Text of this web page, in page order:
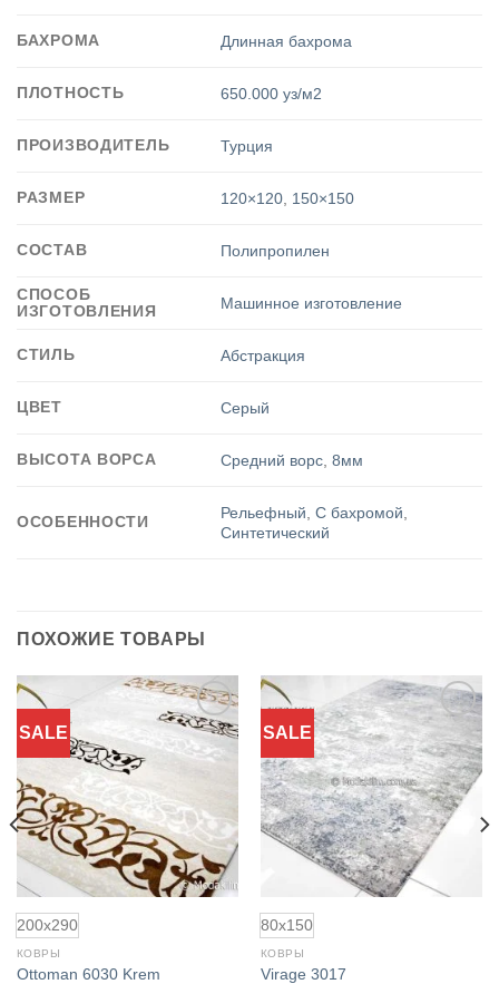
БАХРОМА Длинная бахрома
ПЛОТНОСТЬ 650.000 уз/м2
ПРОИЗВОДИТЕЛЬ Турция
РАЗМЕР 120×120 150×150
СОСТАВ Полипропилен
СПОСОБ
ИЗГОТОВЛЕНИЯ
Машинное изготовление
СТИЛЬ Абстракция
ЦВЕТ Серый
ВЫСОТА ВОРСА Средний ворс ,8мм
ОСОБЕННОСТИ Рельефный ,С бахромой
Синтетический
ПОХОЖИЕ ТОВАРЫ
SALE
Добавить
в
избранное
200x290
КОВРЫ
Ottoman 6030 Krem
SALE
Добавить
в
избранное
80x150
КОВРЫ
Virage 3017